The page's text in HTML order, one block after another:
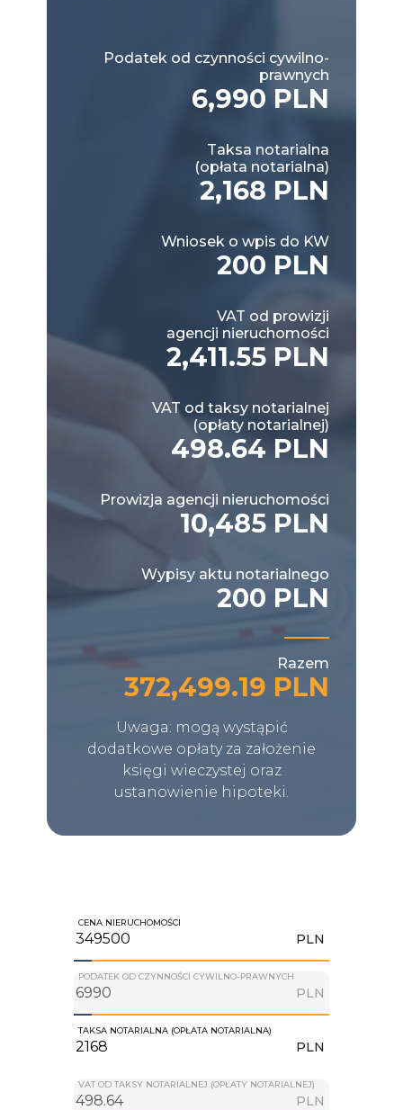
Podatek od czynności cywilno-
prawnych
6,990 PLN
Taksa notarialna
(opłata notarialna)
2,168 PLN
Wniosek o wpis do KW
200 PLN
VAT od prowizji
agencji nieruchomości
2,411.55 PLN
VAT od taksy notarialnej
(opłaty notarialnej)
498.64 PLN
Prowizja agencji nieruchomości
10,485 PLN
Wypisy aktu notarialnego
200 PLN
Razem
372,499.19 PLN
Uwaga: mogą wystąpić
dodatkowe opłaty za założenie
księgi wieczystej oraz
ustanowienie hipoteki.
CENA NIERUCHOMOŚCI
PLN
PODATEK OD CZYNNOŚCI CYWILNO-PRAWNYCH
PLN
TAKSA NOTARIALNA (OPŁATA NOTARIALNA)
PLN
VAT OD TAKSY NOTARIALNEJ (OPŁATY NOTARIALNEJ)
PLN